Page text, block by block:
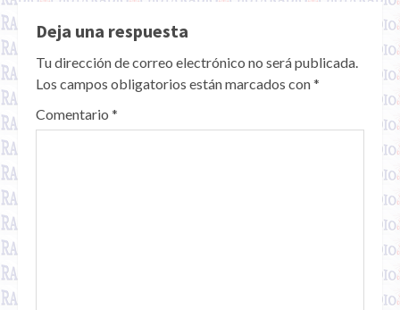
Deja una respuesta
Tu dirección de correo electrónico no será publicada.
Los campos obligatorios están marcados con*
Comentario *